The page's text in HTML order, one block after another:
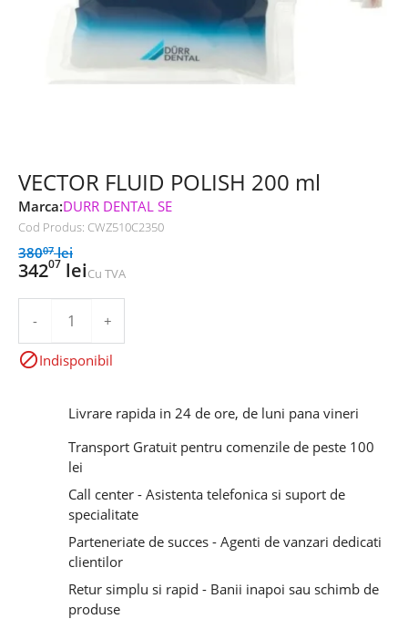
VECTOR FLUID POLISH 200 ml
Marca:DURR DENTAL SE
Cod Produs: CWZ510C2350
38007lei
34207 leiCu TVA
- +
Indisponibil
Livrare rapida in 24 de ore, de luni pana vineri
Transport Gratuit pentru comenzile de peste 100
lei
Call center - Asistenta telefonica si suport de
specialitate
Parteneriate de succes - Agenti de vanzari dedicati
clientilor
Retur simplu si rapid - Banii inapoi sau schimb de
produse